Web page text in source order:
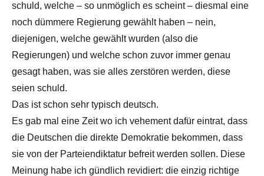
schuld, welche – so unmöglich es scheint – diesmal eine
noch dümmere Regierung gewählt haben – nein,
diejenigen, welche gewählt wurden (also die
Regierungen) und welche schon zuvor immer genau
gesagt haben, was sie alles zerstören werden, diese
seien schuld.
Das ist schon sehr typisch deutsch.
Es gab mal eine Zeit wo ich vehement dafür eintrat, dass
die Deutschen die direkte Demokratie bekommen, dass
sie von der Parteiendiktatur befreit werden sollen. Diese
Meinung habe ich gündlich revidiert: die einzig richtige